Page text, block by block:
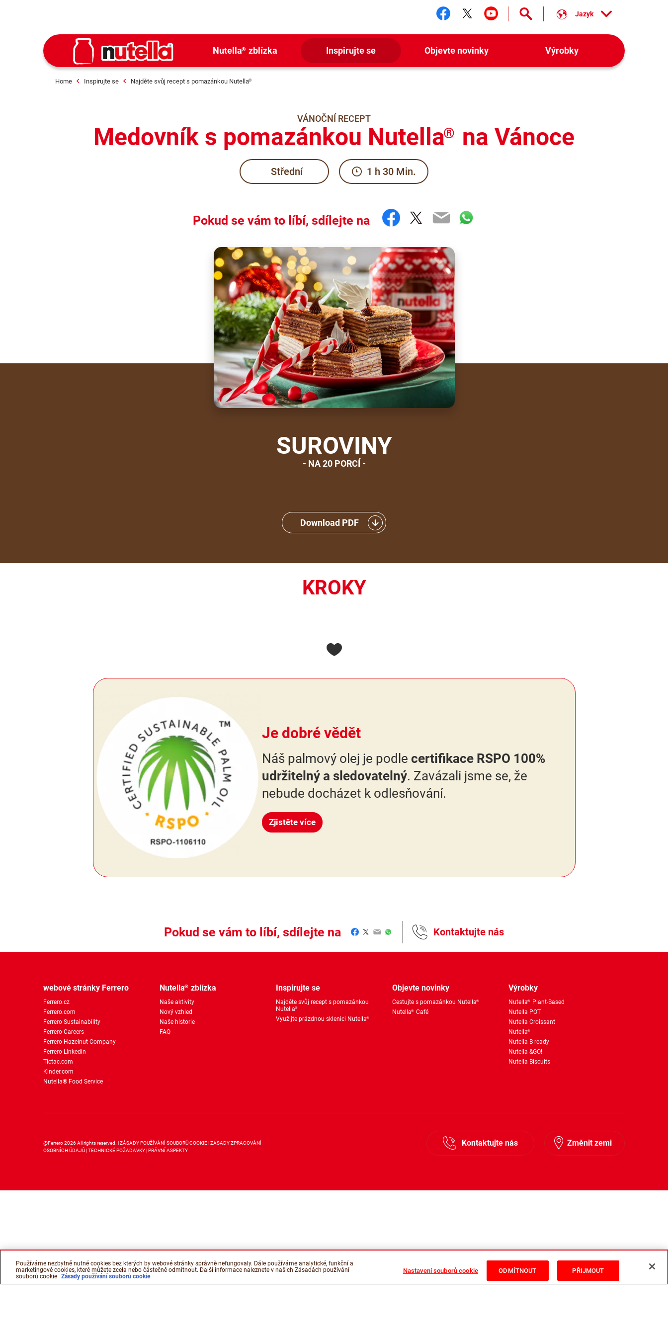
Sledujte nás facebook
Sledujte nás twitter
Sledujte nás youtube
Jazyk
Nutella® zblízka Inspirujte se Objevte novinky Výrobky
Home Inspirujte se Najděte svůj recept s pomazánkou Nutella®
VÁNOČNÍ RECEPT
Medovník s pomazánkou Nutella® na Vánoce
Střední 1 h 30 Min.
Pokud se vám to líbí, sdílejte na Facebook
Twitter
EmailWhatsApp
SUROVINY
NA 20 PORCÍ
Download PDF
KROKY
Je dobré vědět
Náš palmový olej je podle certifikace RSPO 100%
udržitelný a sledovatelný. Zavázali jsme se, že
nebude docházet k odlesňování.
Zjistěte více
Pokud se vám to líbí, sdílejte na Facebook
Twitter
EmailWhatsApp Kontaktujte nás
webové stránky Ferrero
Ferrero.cz
Ferrero.com
Ferrero Sustainability
Ferrero Careers
Ferrero Hazelnut Company
Ferrero Linkedin
Tictac.com
Kinder.com
Nutella® Food Service
Nutella® zblízka
Naše aktivity
Nový vzhled
Naše historie
FAQ
Inspirujte se
Najděte svůj recept s pomazánkou
Nutella®
Využijte prázdnou sklenici Nutella®
Objevte novinky
Cestujte s pomazánkou Nutella®
Nutella® Café
Výrobky
Nutella® Plant-Based
Nutella POT
Nutella Croissant
Nutella®
Nutella B-ready
Nutella &GO!
Nutella Biscuits
Kontaktujte nás Změnit zemi
@Ferrero 2026 All rights reserved. ZÁSADY POUŽÍVÁNÍ SOUBORŮ COOKIE ZÁSADY ZPRACOVÁNÍ
OSOBNÍCH ÚDAJŮ TECHNICKÉ POŽADAVKY PRÁVNÍ ASPEKTY
Používáme nezbytně nutné cookies bez kterých by webové stránky správně nefungovaly. Dále používáme analytické, funkční a
marketingové cookies, které můžete zcela nebo částečně odmítnout. Další informace naleznete v našich Zásadách používání
souborů cookie Zásady používání souborů cookie
Nastavení souborů cookie ODMÍTNOUT PŘIJMOUT